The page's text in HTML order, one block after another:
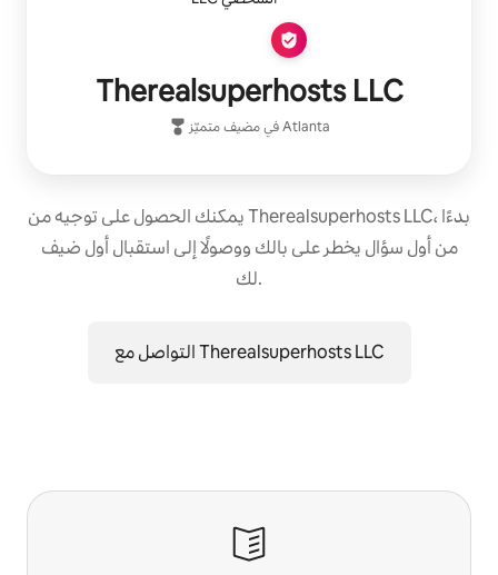
Therealsuperhosts LLC
مضيف متميّز فيAtlanta
يمكنك الحصول على توجيه من Therealsuperhosts LLC، بدءًا
من أول سؤال يخطر على بالك ووصولًا إلى استقبال أول ضيف
لك.
التواصل مع Therealsuperhosts LLC